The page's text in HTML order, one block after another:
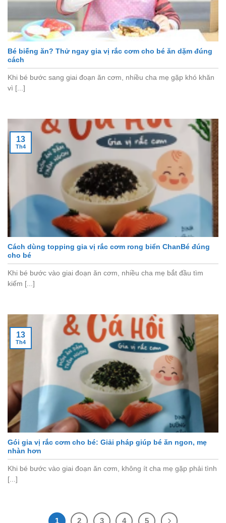
Bé biếng ăn? Thử ngay gia vị rắc cơm cho bé ăn dặm đúng
cách
Khi bé bước sang giai đoạn ăn cơm, nhiều cha mẹ gặp khó khăn
vì [...]
Cách dùng topping gia vị rắc cơm rong biển ChanBé đúng
cho bé
Khi bé bước vào giai đoạn ăn cơm, nhiều cha mẹ bắt đầu tìm
kiếm [...]
13
Th4
Gói gia vị rắc cơm cho bé: Giải pháp giúp bé ăn ngon, mẹ
nhàn hơn
Khi bé bước vào giai đoạn ăn cơm, không ít cha mẹ gặp phải tình
[...]
13
Th4
1 2 3 4 5